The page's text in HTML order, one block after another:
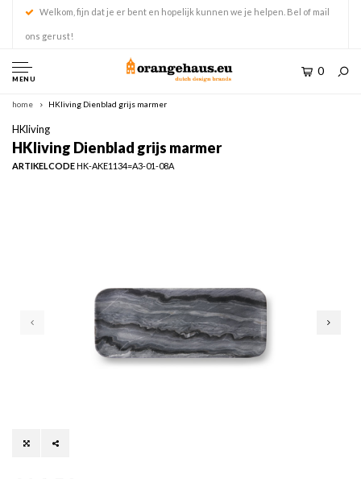
Welkom, fijn dat je er bent en hopelijk kunnen we je helpen. Bel of mail
ons gerust!
MENU
0
home HKliving Dienblad grijs marmer
HKliving
HKliving Dienblad grijs marmer
ARTIKELCODEHK-AKE1134=A3-01-08A